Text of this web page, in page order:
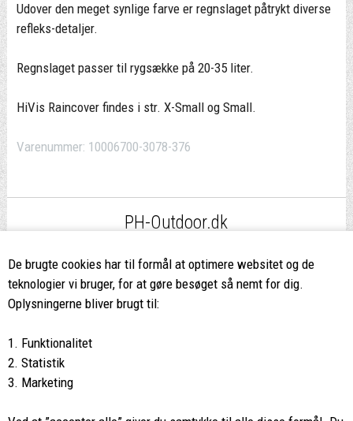
De brugte cookies har til formål at optimere websitet og de
teknologier vi bruger, for at gøre besøget så nemt for dig.
Oplysningerne bliver brugt til:
1. Funktionalitet
2. Statistik
3. Marketing
Udover den meget synlige farve er regnslaget påtrykt diverse
refleks-detaljer.
Regnslaget passer til rygsække på 20-35 liter.
HiVis Raincover findes i str. X-Small og Small.
Varenummer: 10006700-3078-376
PH-Outdoor.dk
ved køb over 499,-*
8662 2113